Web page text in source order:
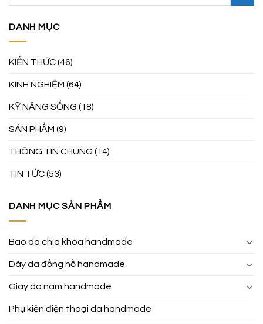
DANH MỤC
KIẾN THỨC(46)
KINH NGHIỆM (64)
KỸ NĂNG SỐNG (18)
SẢN PHẨM (9)
THÔNG TIN CHUNG (14)
TIN TỨC(53)
DANH MỤC SẢN PHẨM
Bao da chìa khóa handmade
Dây da đồng hồ handmade
Giày da nam handmade
Phụ kiện điện thoại da handmade